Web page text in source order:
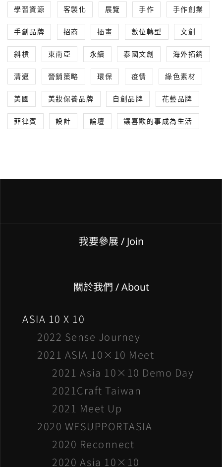
學習資源 客製化 展覽 手作 手作創業
手創品牌 招商 插畫 數位轉型 文創
斜槓 東南亞 永續 泰國文創 海外拓銷
清邁 營銷策略 環保 疫情 綠色素材
美國 美妝保養品牌 自創品牌 花藝品牌
菲律賓 設計 論壇 讓喜歡的事成為生活
我要參展 / Join
關於我們 / About
ASIA 10 X 10
2022 Sense Journey
2021 ASIA 10×10 Meet
2021 Asia 10×10 Demo Day
2021Craft Taiwan
2021 Meet Up
2020 WESUPPORTASIA
2020 Reconnect
2020 Asia 10×10